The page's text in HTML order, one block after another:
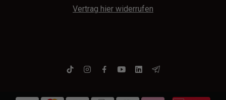
Vertrag hier widerrufen